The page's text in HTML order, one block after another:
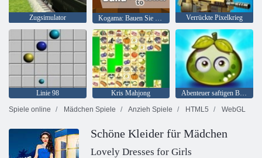
Zugsimulator Kogama: Bauen Sie auf, um zu gewinnen Verrückte Pixelkrieg
Linie 98 Kris Mahjong
Abenteuer saftigen Beeren
Spiele online
Mädchen Spiele Anzieh Spiele HTML5 WebGL
Schöne Kleider für Mädchen
Lovely Dresses for Girls